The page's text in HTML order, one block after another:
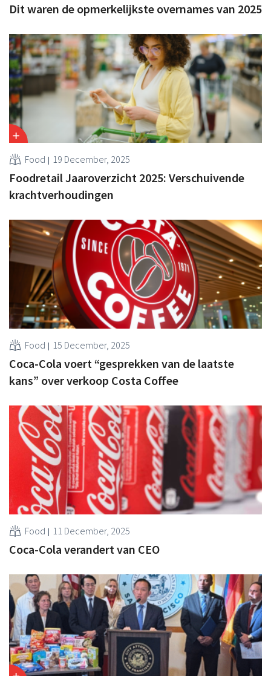
Dit waren de opmerkelijkste overnames van 2025
Food 19 December, 2025
Foodretail Jaaroverzicht 2025: Verschuivende
krachtverhoudingen
Food 15 December, 2025
Coca-Cola voert “gesprekken van de laatste
kans” over verkoop Costa Coffee
Food 11 December, 2025
Coca-Cola verandert van CEO